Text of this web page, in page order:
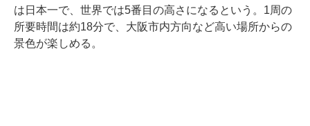
は日本一で、世界では5番目の高さになるという。1周の
所要時間は約18分で、大阪市内方向など高い場所からの
景色が楽しめる。